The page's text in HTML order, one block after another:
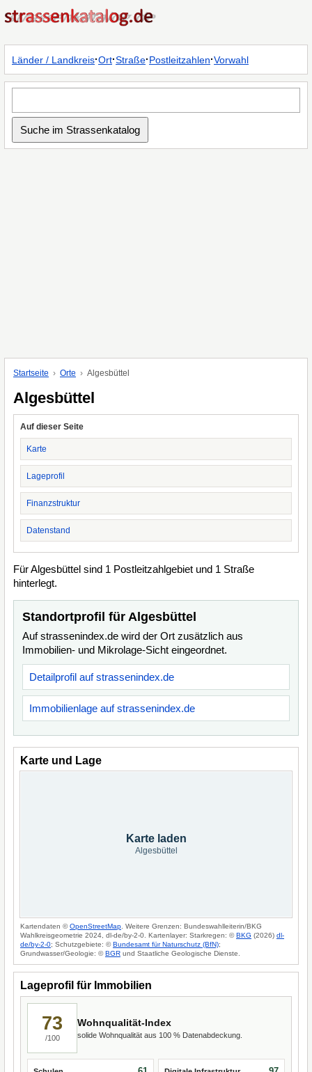
Länder / Landkreis·Ort·Straße·Postleitzahlen·Vorwahl
Startseite Orte Algesbüttel
Algesbüttel
Auf dieser Seite
Karte
Lageprofil
Finanzstruktur
Datenstand
Für Algesbüttel sind 1 Postleitzahlgebiet und 1 Straße
hinterlegt.
Standortprofil für Algesbüttel
Auf strassenindex.de wird der Ort zusätzlich aus
Immobilien- und Mikrolage-Sicht eingeordnet.
Detailprofil auf strassenindex.de
Immobilienlage auf strassenindex.de
Karte und Lage
Karte laden
Algesbüttel
Kartendaten ©OpenStreetMap . Weitere Grenzen: Bundeswahlleiterin/BKG
Wahlkreisgeometrie 2024, dl-de/by-2-0. Kartenlayer: Starkregen: ©BKG (2026) dl-
de/by-2-0; Schutzgebiete: ©Bundesamt für Naturschutz (BfN);
Grundwasser/Geologie: ©BGR und Staatliche Geologische Dienste.
Lageprofil für Immobilien
73
/100
Wohnqualität-Index
solide Wohnqualität aus 100 % Datenabdeckung.